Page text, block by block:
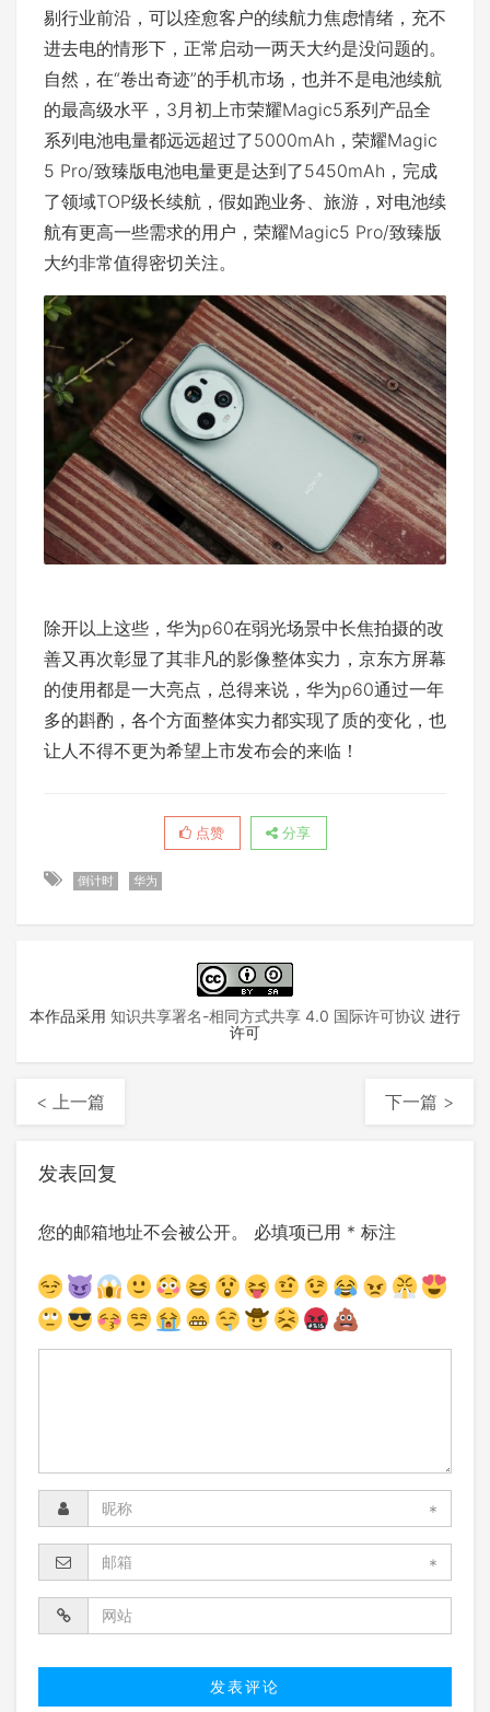
剔行业前沿，可以痊愈客户的续航力焦虑情绪，充不
进去电的情形下，正常启动一两天大约是没问题的。
自然，在“卷出奇迹”的手机市场，也并不是电池续航
的最高级水平，3月初上市荣耀Magic5系列产品全
系列电池电量都远远超过了5000mAh，荣耀Magic
5 Pro/致臻版电池电量更是达到了5450mAh，完成
了领域TOP级长续航，假如跑业务、旅游，对电池续
航有更高一些需求的用户，荣耀Magic5 Pro/致臻版
大约非常值得密切关注。
除开以上这些，华为p60在弱光场景中长焦拍摄的改
善又再次彰显了其非凡的影像整体实力，京东方屏幕
的使用都是一大亮点，总得来说，华为p60通过一年
多的斟酌，各个方面整体实力都实现了质的变化，也
让人不得不更为希望上市发布会的来临！
点赞 分享
倒计时 华为
本作品采用 知识共享署名-相同方式共享 4.0 国际许可协议 进行
许可
< 上一篇 下一篇 >
发表回复
您的邮箱地址不会被公开。 必填项已用 * 标注
*
*